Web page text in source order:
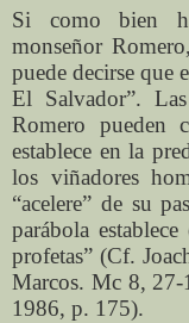
Si como bien
monseñor
puede decirse que
El Salvador”.
Romero pueden
establece en la
los viñadores
“acelere” de su
parábola
profetas” (Cf.
Marcos. Mc 8, 27-
1986, p. 175).